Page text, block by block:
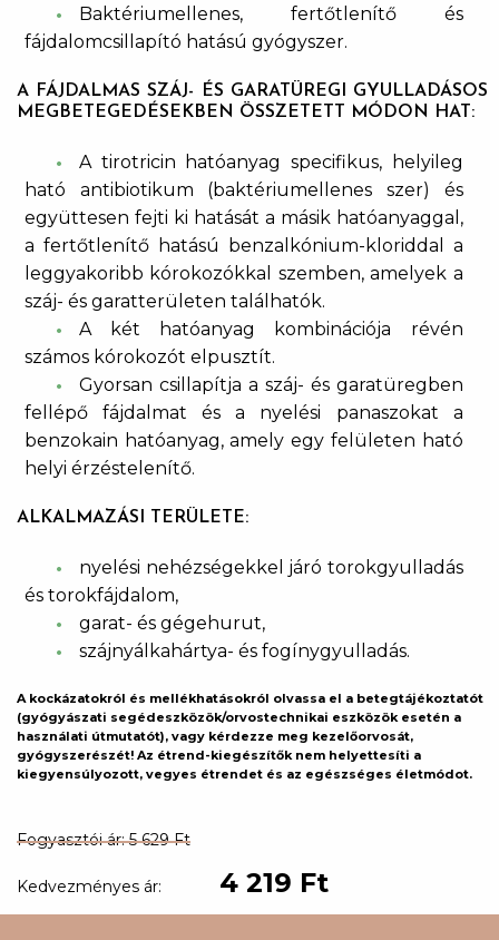
Fogyasztói ár: 5 629 Ft
Kedvezményes ár: 4 219 Ft
Baktériumellenes, fertőtlenítő és
fájdalomcsillapító hatású gyógyszer.
A FÁJDALMAS SZÁJ- ÉS GARATÜREGI GYULLADÁSOS
MEGBETEGEDÉSEKBEN ÖSSZETETT MÓDON HAT:
A tirotricin hatóanyag specifikus, helyileg
ható antibiotikum (baktériumellenes szer) és
együttesen fejti ki hatását a másik hatóanyaggal,
a fertőtlenítő hatású benzalkónium-kloriddal a
leggyakoribb kórokozókkal szemben, amelyek a
száj- és garatterületen találhatók.
A két hatóanyag kombinációja révén
számos kórokozót elpusztít.
Gyorsan csillapítja a száj- és garatüregben
fellépő fájdalmat és a nyelési panaszokat a
benzokain hatóanyag, amely egy felületen ható
helyi érzéstelenítő.
ALKALMAZÁSI TERÜLETE:
nyelési nehézségekkel járó torokgyulladás
és torokfájdalom,
garat- és gégehurut,
szájnyálkahártya- és fogínygyulladás.
A kockázatokról és mellékhatásokról olvassa el a betegtájékoztatót
(gyógyászati segédeszközök/orvostechnikai eszközök esetén a
használati útmutatót), vagy kérdezze meg kezelőorvosát,
gyógyszerészét! Az étrend-kiegészítők nem helyettesíti a
kiegyensúlyozott, vegyes étrendet és az egészséges életmódot.